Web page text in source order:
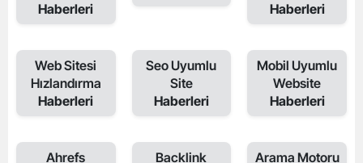
Haberleri
Haberleri
Web Sitesi
Hızlandırma
Haberleri
Seo Uyumlu
Site
Haberleri
Mobil Uyumlu
Website
Haberleri
Ahrefs
Backlink
Arama Motoru